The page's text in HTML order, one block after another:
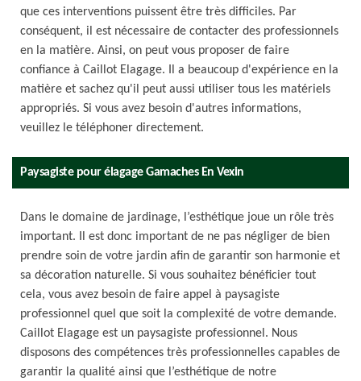
que ces interventions puissent être très difficiles. Par
conséquent, il est nécessaire de contacter des professionnels
en la matière. Ainsi, on peut vous proposer de faire
confiance à Caillot Elagage. Il a beaucoup d'expérience en la
matière et sachez qu'il peut aussi utiliser tous les matériels
appropriés. Si vous avez besoin d'autres informations,
veuillez le téléphoner directement.
Paysagiste pour élagage Gamaches En Vexin
Dans le domaine de jardinage, l’esthétique joue un rôle très
important. Il est donc important de ne pas négliger de bien
prendre soin de votre jardin afin de garantir son harmonie et
sa décoration naturelle. Si vous souhaitez bénéficier tout
cela, vous avez besoin de faire appel à paysagiste
professionnel quel que soit la complexité de votre demande.
Caillot Elagage est un paysagiste professionnel. Nous
disposons des compétences très professionnelles capables de
garantir la qualité ainsi que l’esthétique de notre